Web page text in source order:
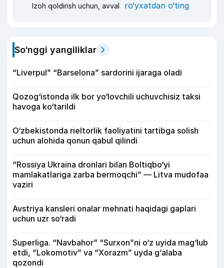
Izoh qoldirish uchun, avval ro‘yxatdan o‘ting
So‘nggi yangiliklar
“Liverpul” “Barselona” sardorini ijaraga oladi
Qozog‘istonda ilk bor yo‘lovchili uchuvchisiz taksi
havoga ko‘tarildi
O‘zbekistonda rieltorlik faoliyatini tartibga solish
uchun alohida qonun qabul qilindi
“Rossiya Ukraina dronlari bilan Boltiqbo‘yi
mamlakatlariga zarba bermoqchi” — Litva mudofaa
vaziri
Avstriya kansleri onalar mehnati haqidagi gaplari
uchun uzr so‘radi
Superliga. “Navbahor” “Surxon”ni o‘z uyida mag‘lub
etdi, “Lokomotiv” va “Xorazm” uyda g‘alaba
qozondi